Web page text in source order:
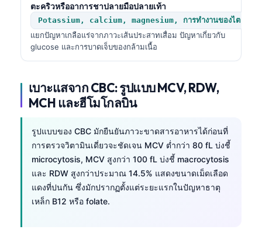
ตะคริวหรืออาการชาปลายมือปลายเท้า
Potassium, calcium, magnesium, การทำงานของไต,
แยกปัญหาเกลือแร่จากภาวะเส้นประสาทเสื่อม ปัญหาเกี่ยวกับ
glucose และการบาดเจ็บของกล้ามเนื้อ
เบาะแสจาก CBC: รูปแบบ MCV, RDW,
MCH และฮีโมโกลบิน
รูปแบบของ CBC มักยืนยันภาวะขาดสารอาหารได้ก่อนที่
การตรวจวิตามินเดี่ยวจะชัดเจน MCV ต่ำกว่า 80 fL บ่งชี้
microcytosis, MCV สูงกว่า 100 fL บ่งชี้ macrocytosis
และ RDW สูงกว่าประมาณ 14.5% แสดงขนาดเม็ดเลือด
แดงที่ปนกัน ซึ่งมักปรากฏตั้งแต่ระยะแรกในปัญหาธาตุ
เหล็ก B12 หรือ folate.
हिन्दी
Bahasa Indonesia
Հայերեն
Íslenska
Svenska
Bosanski
Eesti
日本語
Čeština